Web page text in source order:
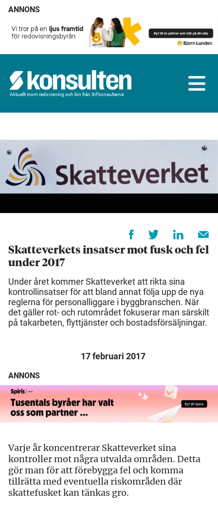
ANNONS
Aktuellt inom redovisning och lön från Srf konsulterna
Skatteverkets insatser mot fusk och fel
under 2017
Under året kommer Skatteverket att rikta sina
kontrollinsatser för att bland annat följa upp de nya
reglerna för personalliggare i byggbranschen. När
det gäller rot- och rutområdet fokuserar man särskilt
på takarbeten, flyttjänster och bostadsförsäljningar.
17 februari 2017
ANNONS
Varje år koncentrerar Skatteverket sina
kontroller mot några utvalda områden. Detta
gör man för att förebygga fel och komma
tillrätta med eventuella riskområden där
skattefusket kan tänkas gro.